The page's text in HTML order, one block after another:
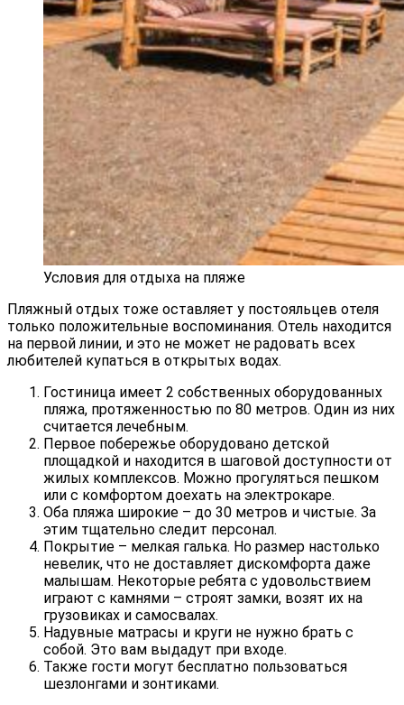
Условия для отдыха на пляже
Пляжный отдых тоже оставляет у постояльцев отеля
только положительные воспоминания. Отель находится
на первой линии, и это не может не радовать всех
любителей купаться в открытых водах.
Гостиница имеет 2 собственных оборудованных
пляжа, протяженностью по 80 метров. Один из них
считается лечебным.
Первое побережье оборудовано детской
площадкой и находится в шаговой доступности от
жилых комплексов. Можно прогуляться пешком
или с комфортом доехать на электрокаре.
Оба пляжа широкие – до 30 метров и чистые. За
этим тщательно следит персонал.
Покрытие – мелкая галька. Но размер настолько
невелик, что не доставляет дискомфорта даже
малышам. Некоторые ребята с удовольствием
играют с камнями – строят замки, возят их на
грузовиках и самосвалах.
Надувные матрасы и круги не нужно брать с
собой. Это вам выдадут при входе.
Также гости могут бесплатно пользоваться
шезлонгами и зонтиками.